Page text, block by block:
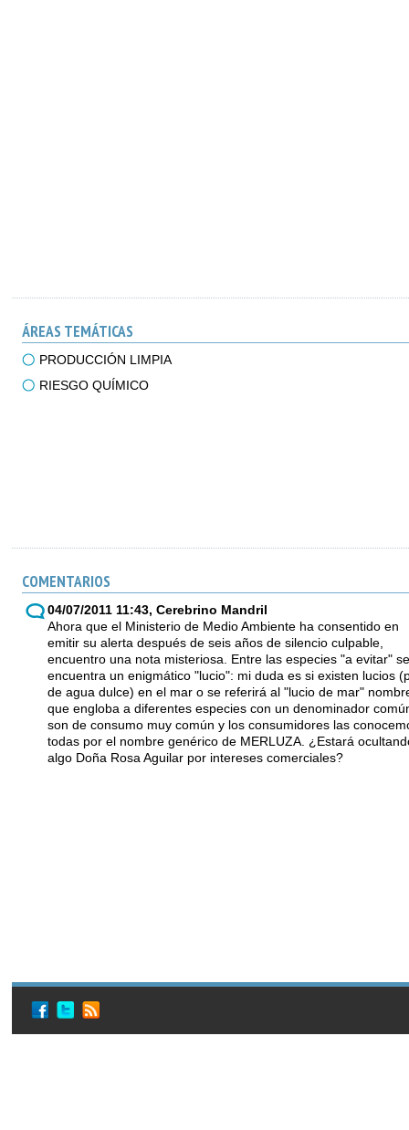
ÁREAS TEMÁTICAS
PRODUCCIÓN LIMPIA
RIESGO QUÍMICO
COMENTARIOS
04/07/2011 11:43, Cerebrino Mandril
Ahora que el Ministerio de Medio Ambiente ha consentido en
emitir su alerta después de seis años de silencio culpable,
encuentro una nota misteriosa. Entre las especies "a evitar" se
encuentra un enigmático "lucio": mi duda es si existen lucios
de agua dulce) en el mar o se referirá al "lucio de mar"
que engloba a diferentes especies con un denominador
son de consumo muy común y los consumidores las
todas por el nombre genérico de MERLUZA. ¿Estará
algo Doña Rosa Aguilar por intereses comerciales?